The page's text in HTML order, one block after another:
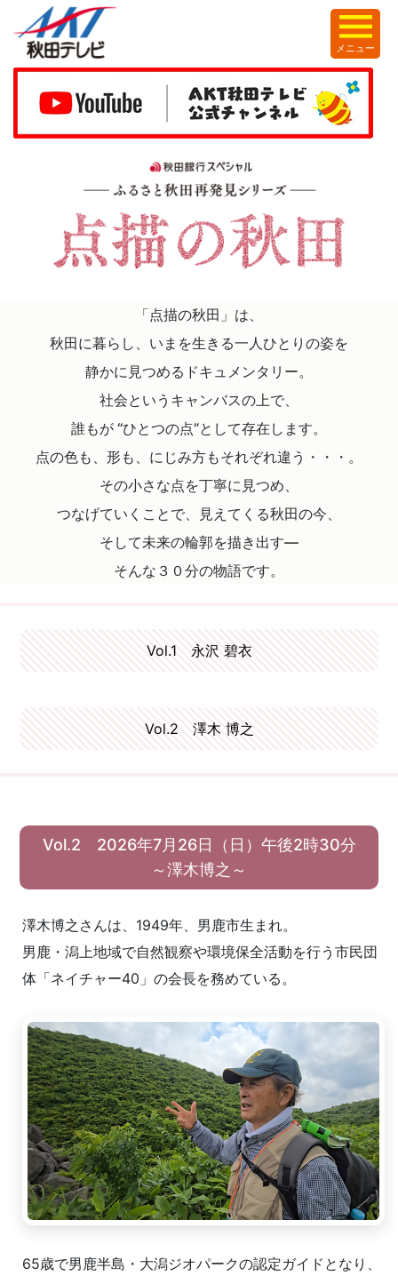
メニュー
「点描の秋田」は、
秋田に暮らし、いまを生きる一人ひとりの姿を
静かに見つめるドキュメンタリー。
社会というキャンバスの上で、
誰もが “ひとつの点”として存在します。
点の色も、形も、にじみ方もそれぞれ違う・・・。
その小さな点を丁寧に見つめ、
つなげていくことで、見えてくる秋田の今、
そして未来の輪郭を描き出す―
そんな３０分の物語です。
Vol.1 永沢 碧衣
Vol.2 澤木 博之
Vol.2 2026年7月26日（日）午後2時30分
～澤木博之～
澤木博之さんは、1949年、男鹿市生まれ。
男鹿・潟上地域で自然観察や環境保全活動を行う市民団
体「ネイチャー40」の会長を務めている。
65歳で男鹿半島・大潟ジオパークの認定ガイドとなり、